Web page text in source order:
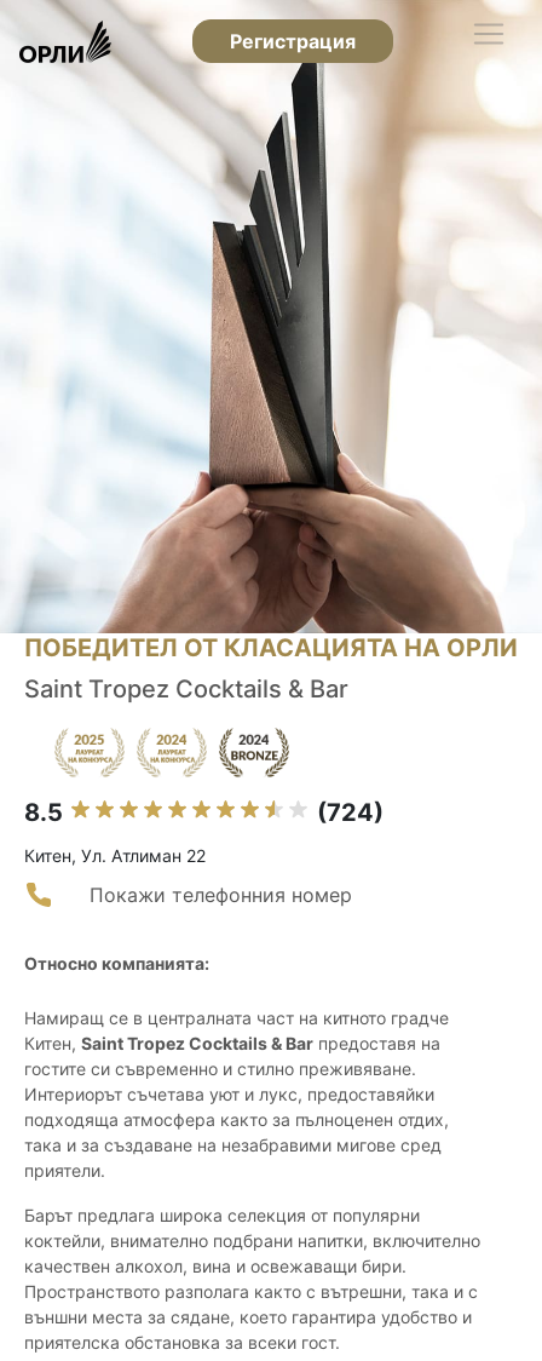
Регистрация
ПОБЕДИТЕЛ ОТ КЛАСАЦИЯТА НА ОРЛИ
Saint Tropez Cocktails & Bar
8.5 (724)
Китен, Ул. Атлиман 22
Покажи телефонния номер
Относно компанията:
Намиращ се в централната част на китното градче
Китен, Saint Tropez Cocktails & Bar предоставя на
гостите си съвременно и стилно преживяване.
Интериорът съчетава уют и лукс, предоставяйки
подходяща атмосфера както за пълноценен отдих,
така и за създаване на незабравими мигове сред
приятели.
Барът предлага широка селекция от популярни
коктейли, внимателно подбрани напитки, включително
качествен алкохол, вина и освежаващи бири.
Пространството разполага както с вътрешни, така и с
външни места за сядане, което гарантира удобство и
приятелска обстановка за всеки гост.